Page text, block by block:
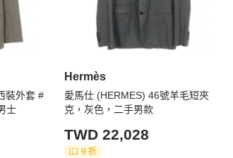
裝外套 #
士
Hermès
愛馬仕 (HERMES) 46號羊毛短夾
克，灰色，二手男款
TWD 22,028
9 折